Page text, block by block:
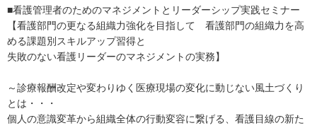
■看護管理者のためのマネジメントとリーダーシップ実践セミナー
【看護部門の更なる組織力強化を目指して 看護部門の組織力を高
める課題別スキルアップ習得と
失敗のない看護リーダーのマネジメントの実務】
～診療報酬改定や変わりゆく医療現場の変化に動じない風土づくり
とは・・・
個人の意識変革から組織全体の行動変容に繋げる、看護目線の新た